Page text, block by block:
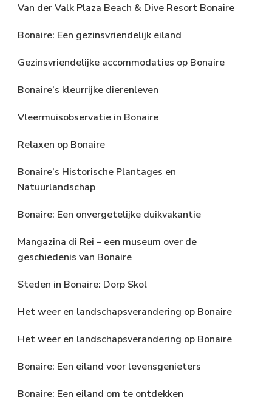
Van der Valk Plaza Beach & Dive Resort Bonaire
Bonaire: Een gezinsvriendelijk eiland
Gezinsvriendelijke accommodaties op Bonaire
Bonaire’s kleurrijke dierenleven
Vleermuisobservatie in Bonaire
Relaxen op Bonaire
Bonaire’s Historische Plantages en
Natuurlandschap
Bonaire: Een onvergetelijke duikvakantie
Mangazina di Rei – een museum over de
geschiedenis van Bonaire
Steden in Bonaire: Dorp Skol
Het weer en landschapsverandering op Bonaire
Het weer en landschapsverandering op Bonaire
Bonaire: Een eiland voor levensgenieters
Bonaire: Een eiland om te ontdekken